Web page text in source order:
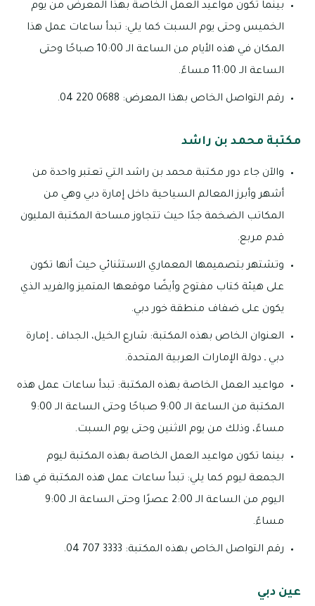
بينما تكون مواعيد العمل الخاصة بهذا المعرض من يوم
الخميس وحتى يوم السبت كما يلي: تبدأ ساعات عمل هذا
المكان في هذه الأيام من الساعة الـ 10:00 صباحًا وحتى
الساعة الـ 11:00 مساءً.
رقم التواصل الخاص بهذا المعرض: 0688 220 04.
مكتبة محمد بن راشد
والآن جاء دور مكتبة محمد بن راشد التي تعتبر واحدة من
أشهر وأبرز المعالم السياحية داخل إمارة دبي وهي من
المكاتب الضخمة جدًا حيث تتجاوز مساحة المكتبة المليون
قدم مربع.
وتشتهر بتصميمها المعماري الاستثنائي حيث أنها تكون
على هيئة كتاب مفتوح وأيضًا موقعها المتميز والفريد الذي
يكون على ضفاف منطقة خور دبي.
العنوان الخاص بهذه المكتبة: شارع الخيل، الجداف ـ إمارة
دبي ـ دولة الإمارات العربية المتحدة.
مواعيد العمل الخاصة بهذه المكتبة: تبدأ ساعات عمل هذه
المكتبة من الساعة الـ 9:00 صباحًا وحتى الساعة الـ 9:00
مساءً، وذلك من يوم الاثنين وحتى يوم السبت.
بينما تكون مواعيد العمل الخاصة بهذه المكتبة ليوم
الجمعة ليوم كما يلي: تبدأ ساعات عمل هذه المكتبة في هذا
اليوم من الساعة الـ 2:00 عصرًا وحتى الساعة الـ 9:00
مساءً.
رقم التواصل الخاص بهذه المكتبة: 3333 707 04.
عين دبي